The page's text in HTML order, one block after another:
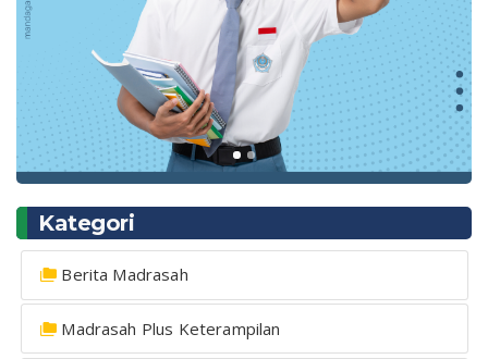
Kategori
Berita Madrasah
Madrasah Plus Keterampilan